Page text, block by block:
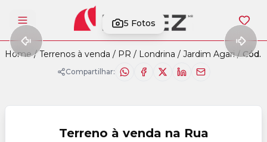
Abrir menu 5 Fotos
Home / Terrenos à venda / PR / Londrina / Jardim Agari / Cód.
Compartilhar:
Terreno à venda na Rua